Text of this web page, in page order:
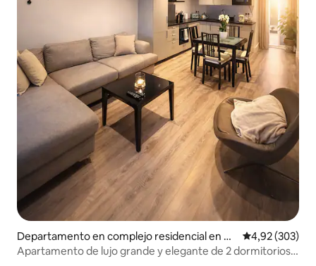
Departamento en complejo residencial en D
ublin 4
Calificación
4,92 (303)
Apartamento de lujo grande y elegante de 2 dormitorios,